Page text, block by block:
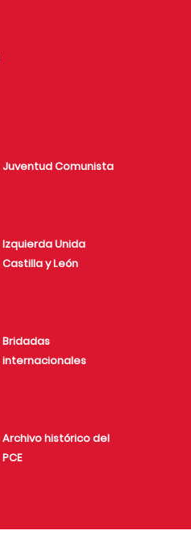
Juventud Comunista
Izquierda Unida
Castilla y León
Bridadas
internacionales
Archivo histórico del
PCE